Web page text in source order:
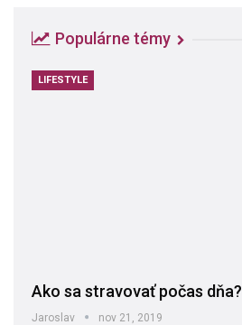
Populárne témy
LIFESTYLE
Ako sa stravovať počas dňa?
Jaroslav nov 21, 2019